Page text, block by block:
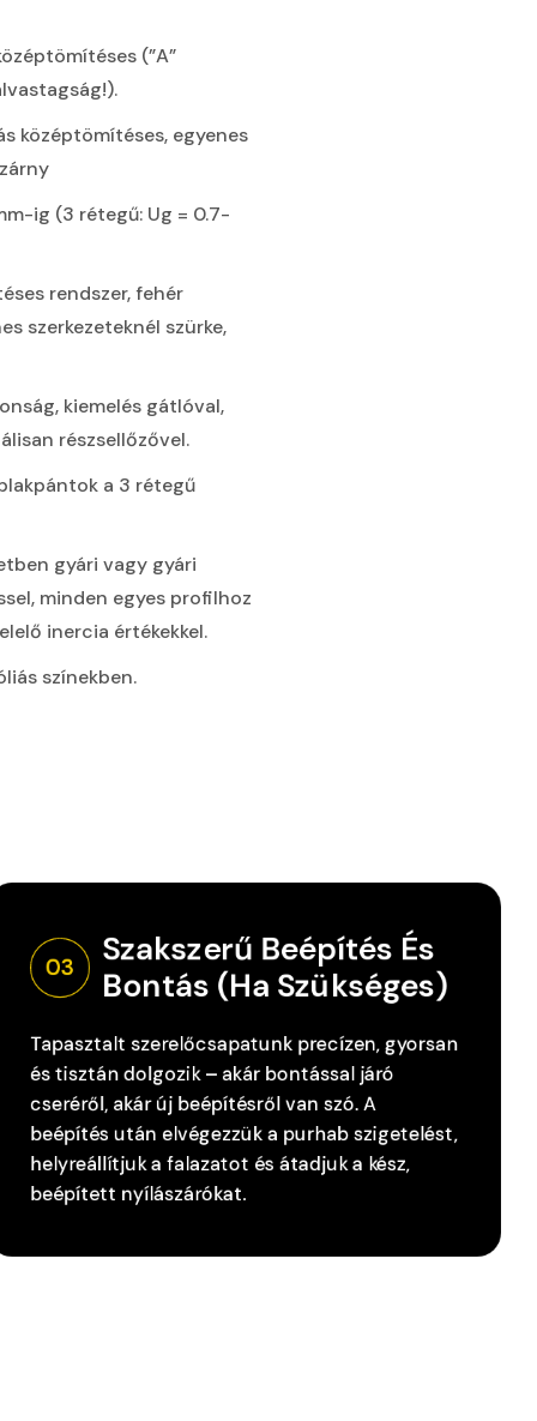
(”A”
középtömítéses, egyenes
ig (3 rétegű: Ug = 0.7-
rendszer, fehér
szerkezeteknél szürke,
kiemelés gátlóval,
részsellőzővel.
a 3 rétegű
gyári vagy gyári
minden egyes profilhoz
inercia értékekkel.
színekben.
03
Szakszerű Beépítés És
Bontás (ha Szükséges)
Tapasztalt szerelőcsapatunk precízen, gyorsan
és tisztán dolgozik – akár bontással járó
cseréről, akár új beépítésről van szó. A
beépítés után elvégezzük a purhab szigetelést,
helyreállítjuk a falazatot és átadjuk a kész,
beépített nyílászárókat.